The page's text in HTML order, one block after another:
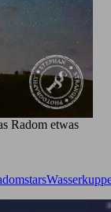
Radom etwas
stars